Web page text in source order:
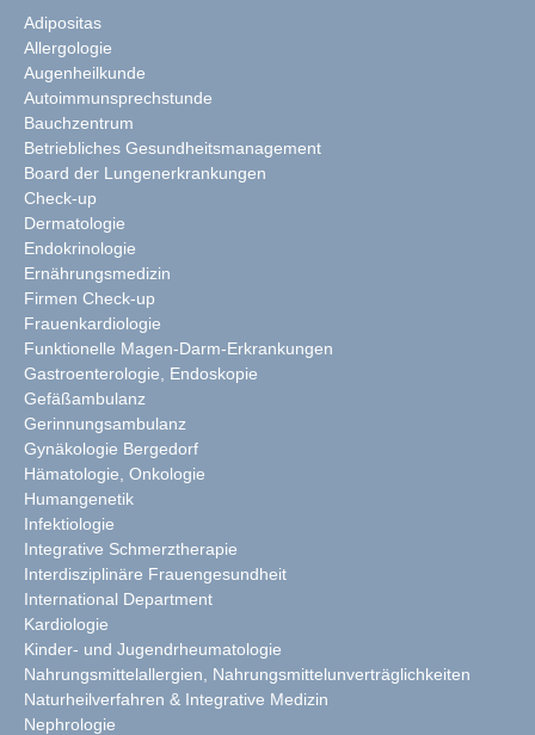
Adipositas
Allergologie
Augenheilkunde
Autoimmunsprechstunde
Bauchzentrum
Betriebliches Gesundheitsmanagement
Board der Lungenerkrankungen
Check-up
Dermatologie
Endokrinologie
Ernährungsmedizin
Firmen Check-up
Frauenkardiologie
Funktionelle Magen-Darm-Erkrankungen
Gastroenterologie, Endoskopie
Gefäßambulanz
Gerinnungsambulanz
Gynäkologie Bergedorf
Hämatologie, Onkologie
Humangenetik
Infektiologie
Integrative Schmerztherapie
Interdisziplinäre Frauengesundheit
International Department
Kardiologie
Kinder- und Jugendrheumatologie
Nahrungsmittelallergien, Nahrungsmittelunverträglichkeiten
Naturheilverfahren & Integrative Medizin
Nephrologie